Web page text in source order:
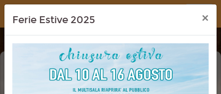
Dream Cinema
SUPERGIRL
Ferie Estive 2025 ×